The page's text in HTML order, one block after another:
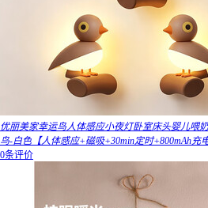
优丽美家幸运鸟人体感应小夜灯卧室床头婴儿喂
鸟-白色【人体感应+磁吸+30min定时+800mAh充
0条评价